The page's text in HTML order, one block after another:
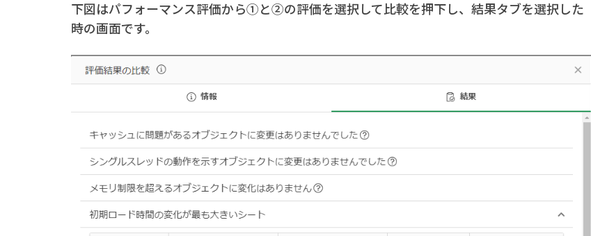
下図はパフォーマンス評価から①と②の評価を選択して比較を押下し、結果タブを選択した
時の画面です。